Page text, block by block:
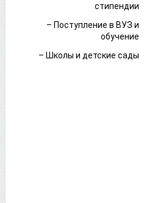
стипендии
– Поступление в ВУЗ и
обучение
– Школы и детские сады